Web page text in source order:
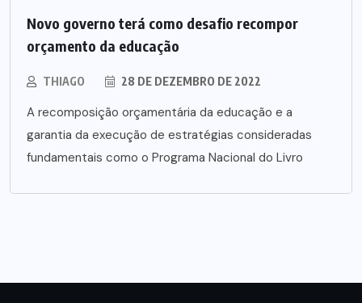
Novo governo terá como desafio recompor
orçamento da educação
THIAGO 28 DE DEZEMBRO DE 2022
A recomposição orçamentária da educação e a
garantia da execução de estratégias consideradas
fundamentais como o Programa Nacional do Livro